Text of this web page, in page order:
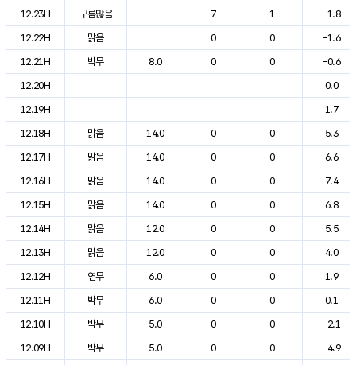
12.23H
구름많음 7 1
-1.8
12.22H
맑음 0 0
-1.6
12.21H
박무 8.0 0 0
-0.6
12.20H
0.0
12.19H
1.7
12.18H
맑음 14.0 0 0
5.3
12.17H
맑음 14.0 0 0
6.6
12.16H
맑음 14.0 0 0
7.4
12.15H
맑음 14.0 0 0
6.8
12.14H
맑음 12.0 0 0
5.5
12.13H
맑음 12.0 0 0
4.0
12.12H
연무 6.0 0 0
1.9
12.11H
박무 6.0 0 0
0.1
12.10H
박무 5.0 0 0
-2.1
12.09H
박무 5.0 0 0
-4.9